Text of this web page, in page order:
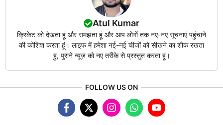
Atul Kumar
क्रिकेट को देखता हूं और समझता हूं और आप लोगों तक नए-नए सूचनाएं पहुंचाने
की कोशिश करता हूं। लाइफ में हमेशा नई-नई चीजों को सीखने का शौक रखता
हु, पुराने न्यूज़ को नए तरीके से प्रस्तुत करता हूं।
FOLLOW US ON